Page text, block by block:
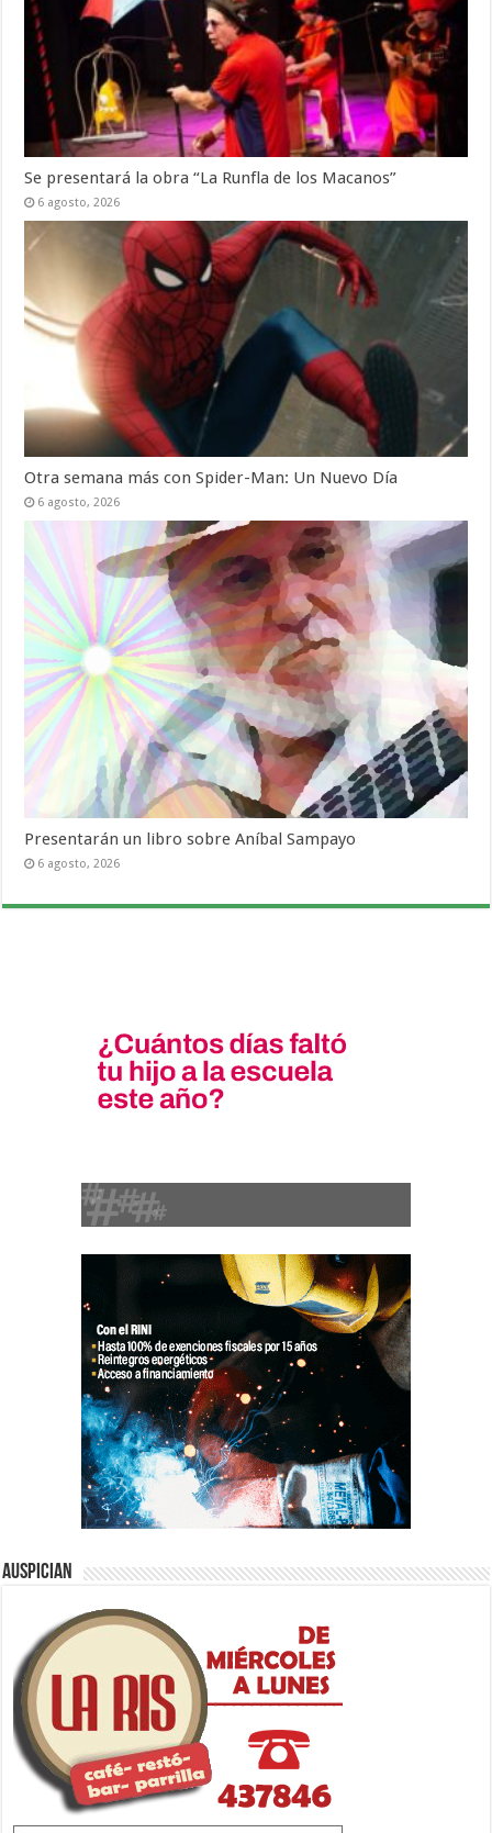
Se presentará la obra “La Runfla de los Macanos”
6 agosto, 2026
Otra semana más con Spider-Man: Un Nuevo Día
6 agosto, 2026
Presentarán un libro sobre Aníbal Sampayo
6 agosto, 2026
Auspician